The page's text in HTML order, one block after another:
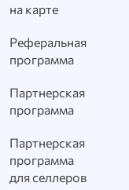
на карте
Реферальная
программа
Партнерская
программа
Партнерская
программа
для селлеров